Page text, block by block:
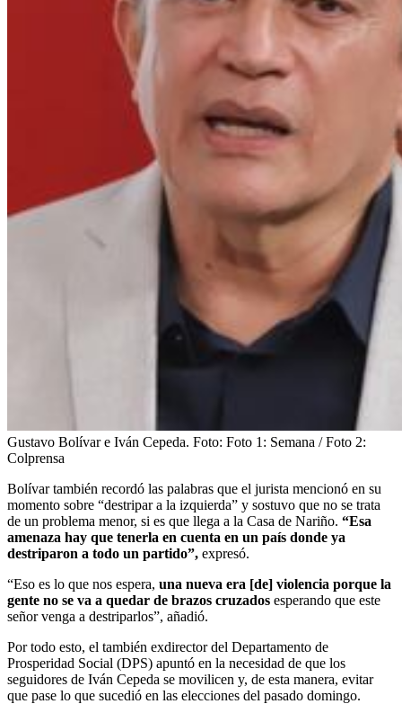
Gustavo Bolívar e Iván Cepeda. Foto: Foto 1: Semana / Foto 2:
Colprensa
Bolívar también recordó las palabras que el jurista mencionó en su
momento sobre “destripar a la izquierda” y sostuvo que no se trata
de un problema menor, si es que llega a la Casa de Nariño. “Esa
amenaza hay que tenerla en cuenta en un país donde ya
destriparon a todo un partido”, expresó.
“Eso es lo que nos espera, una nueva era [de] violencia porque la
gente no se va a quedar de brazos cruzados esperando que este
señor venga a destriparlos”, añadió.
Por todo esto, el también exdirector del Departamento de
Prosperidad Social (DPS) apuntó en la necesidad de que los
seguidores de Iván Cepeda se movilicen y, de esta manera, evitar
que pase lo que sucedió en las elecciones del pasado domingo.